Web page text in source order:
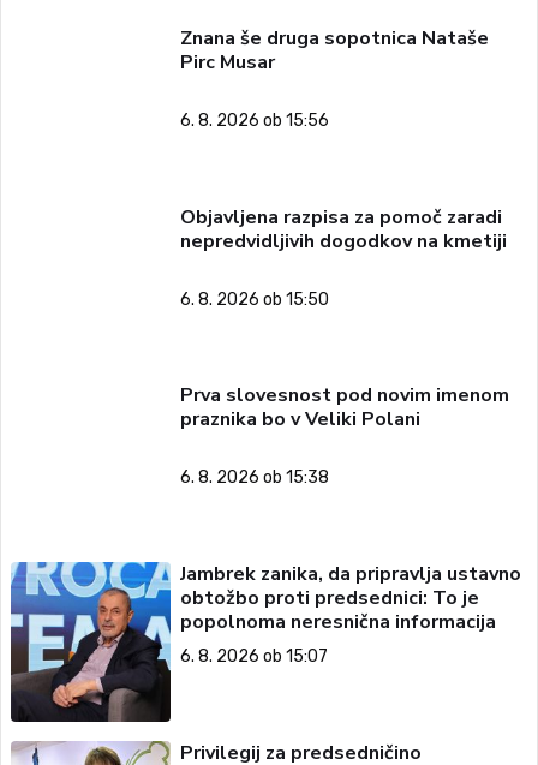
Znana še druga sopotnica Nataše
Pirc Musar
6. 8. 2026 ob 15:56
Objavljena razpisa za pomoč zaradi
nepredvidljivih dogodkov na kmetiji
6. 8. 2026 ob 15:50
Prva slovesnost pod novim imenom
praznika bo v Veliki Polani
6. 8. 2026 ob 15:38
Jambrek zanika, da pripravlja ustavno
obtožbo proti predsednici: To je
popolnoma neresnična informacija
6. 8. 2026 ob 15:07
Privilegij za predsedničino